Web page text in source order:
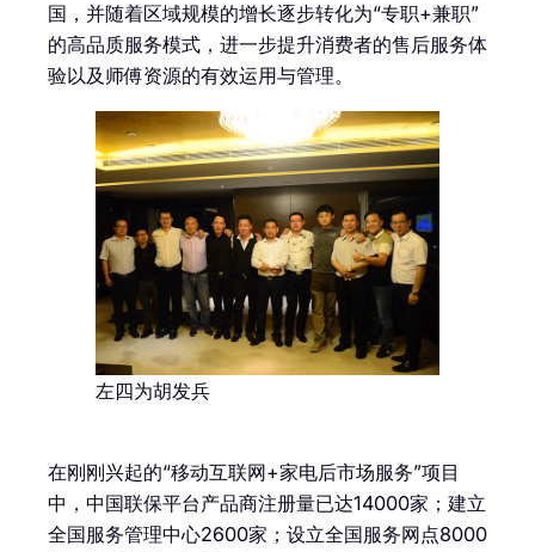
国，并随着区域规模的增长逐步转化为“专职+兼职”
的高品质服务模式，进一步提升消费者的售后服务体
验以及师傅资源的有效运用与管理。
左四为胡发兵
在刚刚兴起的“移动互联网+家电后市场服务”项目
中，中国联保平台产品商注册量已达14000家；建立
全国服务管理中心2600家；设立全国服务网点8000